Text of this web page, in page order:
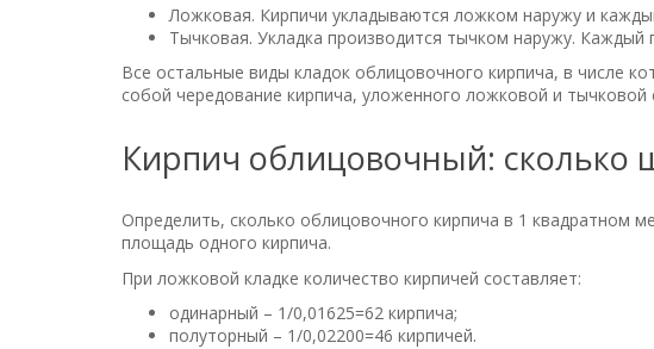
Ложковая. Кирпичи укладываются ложком наружу и
Тычковая. Укладка производится тычком наружу.
Все остальные виды кладок облицовочного кирпича, в числе
собой чередование кирпича, уложенного ложковой и тычковой
Кирпич облицовочный: сколько
Определить, сколько облицовочного кирпича в 1 квадратном
площадь одного кирпича.
При ложковой кладке количество кирпичей составляет:
одинарный – 1/0,01625=62 кирпича;
полуторный – 1/0,02200=46 кирпичей.